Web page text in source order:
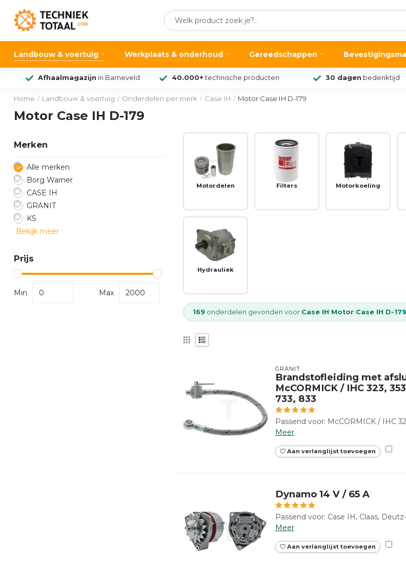
Landbouw & voertuig Werkplaats & onderhoud Gereedschappen
Afhaalmagazijn in Barneveld 40.000+ technische producten 30 dagen bedenktijd
Home / Landbouw & voertuig / Onderdelen per merk / Case IH / Motor Case IH D-179
Motor Case IH D-179
Merken
Alle merken
Borg Warner
CASE IH
GRANIT
KS
Bekijk meer
Prijs
Min Max
Motordelen Filters Motorkoeling
Hydrauliek
169 onderdelen gevonden voor Case IH Motor Case IH D-179
GRANIT
Brandstofleiding met
McCORMICK / IHC 323,
733, 833
Passend voor: McCORMICK / IHC
Meer
Aan verlanglijst toevoegen
Dynamo 14 V / 65 A
Passend voor: Case IH, Claas,
Meer
Aan verlanglijst toevoegen